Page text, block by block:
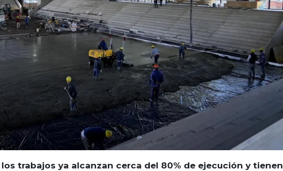
los trabajos ya alcanzan cerca del 80% de ejecución y tienen